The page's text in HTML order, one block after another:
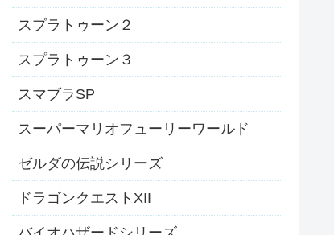
スプラトゥーン２
スプラトゥーン３
スマブラSP
スーパーマリオフューリーワールド
ゼルダの伝説シリーズ
ドラゴンクエストXII